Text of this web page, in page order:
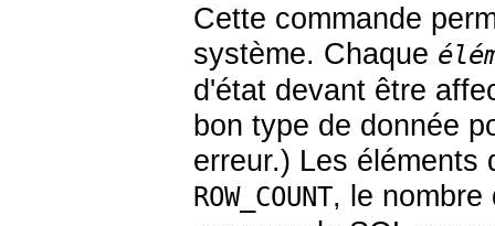
Cette commande
système. Chaque
d'état devant être
bon type de donnée
erreur.) Les éléments
ROW_COUNT, le nombre